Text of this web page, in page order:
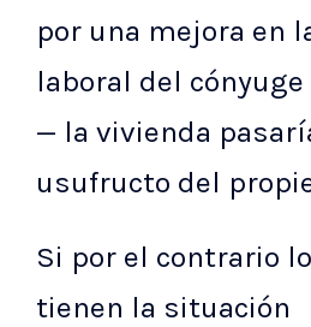
por una mejora en
laboral del
— la vivienda
usufructo del
Si por el contrario
tienen la situación